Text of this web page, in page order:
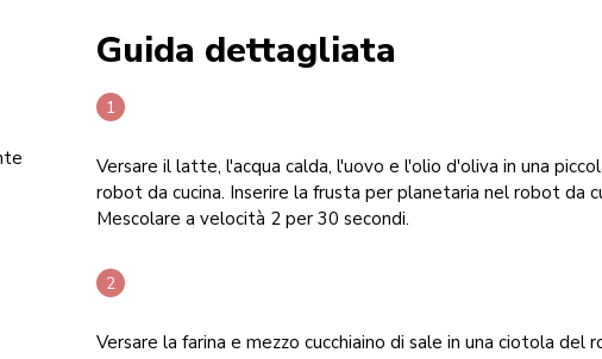
Guida dettagliata
Versare il latte, l'acqua calda, l'uovo e l'olio d'oliva in una
robot da cucina. Inserire la frusta per planetaria nel robot da
Mescolare a velocità 2 per 30 secondi.
Versare la farina e mezzo cucchiaino di sale in una ciotola del